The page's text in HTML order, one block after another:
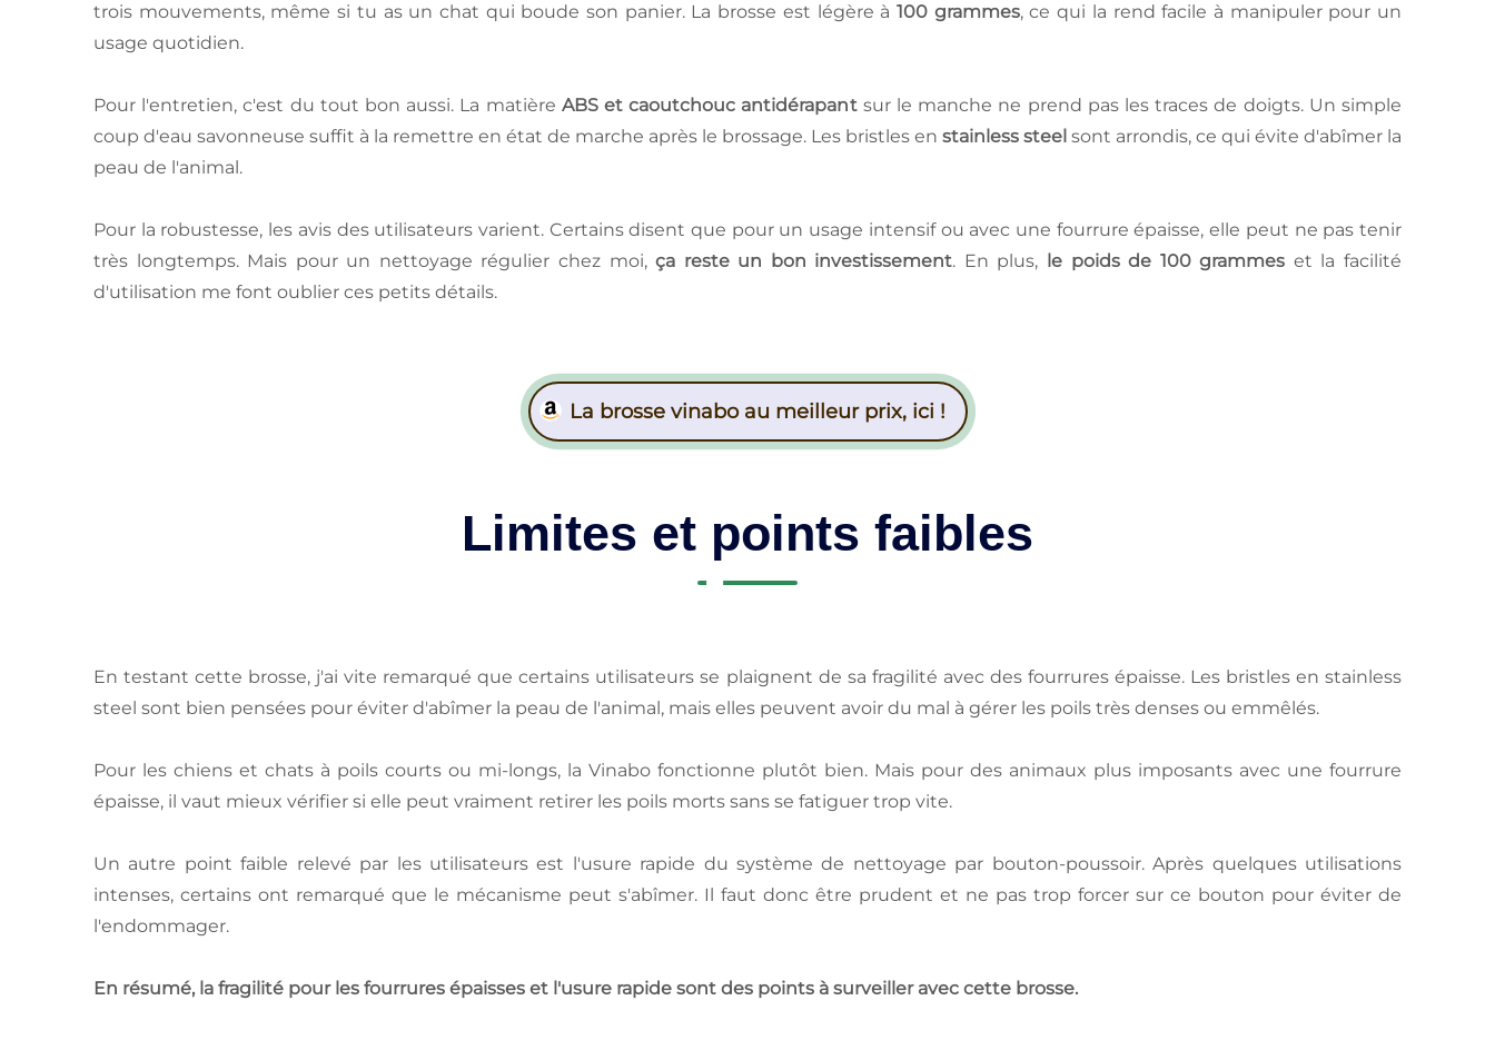
trois mouvements, même si tu as un chat qui boude son panier. La brosse est légère à 100 grammes, ce qui la rend facile à manipuler pour un
usage quotidien.
Pour l'entretien, c'est du tout bon aussi. La matière ABS et caoutchouc antidérapantsur le manche ne prend pas les traces de doigts. Un simple
coup d'eau savonneuse suffit à la remettre en état de marche après le brossage. Les bristles en stainless steel sont arrondis, ce qui évite d'abîmer la
peau de l'animal.
Pour la robustesse, les avis des utilisateurs varient. Certains disent que pour un usage intensif ou avec une fourrure épaisse, elle peut ne pas tenir
très longtemps. Mais pour un nettoyage régulier chez moi,ça reste un bon investissement. En plus, le poids de 100 grammes et la facilité
d'utilisation me font oublier ces petits détails.
La brosse vinabo au meilleur prix, ici !
Limites et points faibles
En testant cette brosse, j'ai vite remarqué que certains utilisateurs se plaignent de sa fragilité avec des fourrures épaisse. Les bristles en stainless
steel sont bien pensées pour éviter d'abîmer la peau de l'animal, mais elles peuvent avoir du mal à gérer les poils très denses ou emmêlés.
Pour les chiens et chats à poils courts ou mi-longs, la Vinabo fonctionne plutôt bien. Mais pour des animaux plus imposants avec une fourrure
épaisse, il vaut mieux vérifier si elle peut vraiment retirer les poils morts sans se fatiguer trop vite.
Un autre point faible relevé par les utilisateurs est l'usure rapide du système de nettoyage par bouton-poussoir. Après quelques utilisations
intenses, certains ont remarqué que le mécanisme peut s'abîmer. Il faut donc être prudent et ne pas trop forcer sur ce bouton pour éviter de
l'endommager.
En résumé, la fragilité pour les fourrures épaisses et l'usure rapide sont des points à surveiller avec cette brosse.